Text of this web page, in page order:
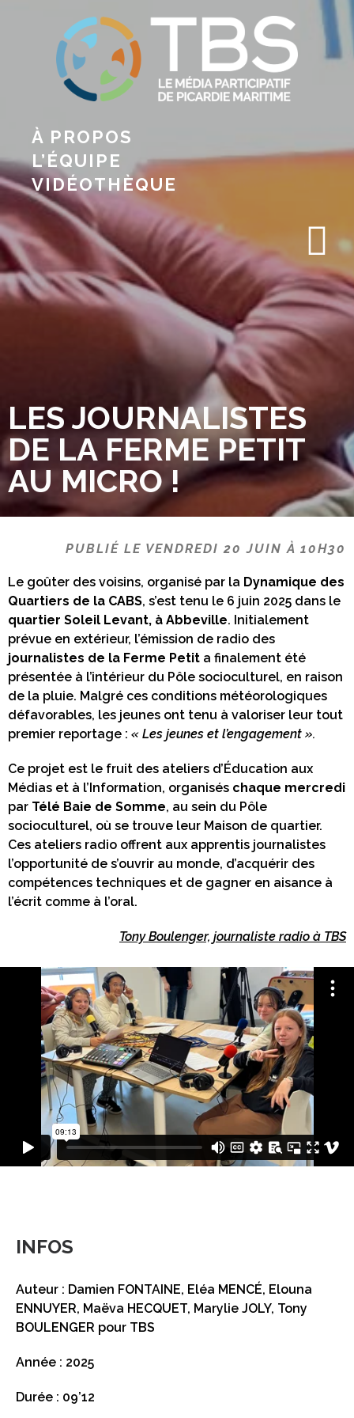
À PROPOS
L’ÉQUIPE
VIDÉOTHÈQUE
LES JOURNALISTES
DE LA FERME PETIT
AU MICRO !
PUBLIÉ LE VENDREDI 20 JUIN À 10H30
Le goûter des voisins, organisé par la Dynamique des
Quartiers de la CABS, s’est tenu le 6 juin 2025 dans le
quartier Soleil Levant, à Abbeville. Initialement
prévue en extérieur, l’émission de radio des
journalistes de la Ferme Petit a finalement été
présentée à l’intérieur du Pôle socioculturel, en raison
de la pluie. Malgré ces conditions météorologiques
défavorables, les jeunes ont tenu à valoriser leur tout
premier reportage : « Les jeunes et l’engagement ».
Ce projet est le fruit des ateliers d’Éducation aux
Médias et à l’Information, organisés chaque mercredi
par Télé Baie de Somme, au sein du Pôle
socioculturel, où se trouve leur Maison de quartier.
Ces ateliers radio offrent aux apprentis journalistes
l’opportunité de s’ouvrir au monde, d’acquérir des
compétences techniques et de gagner en aisance à
l’écrit comme à l’oral.
Tony Boulenger, journaliste radio à TBS
INFOS
Auteur : Damien FONTAINE, Eléa MENCÉ, Elouna
ENNUYER, Maëva HECQUET, Marylie JOLY, Tony
BOULENGER pour TBS
Année : 2025
Durée : 09’12